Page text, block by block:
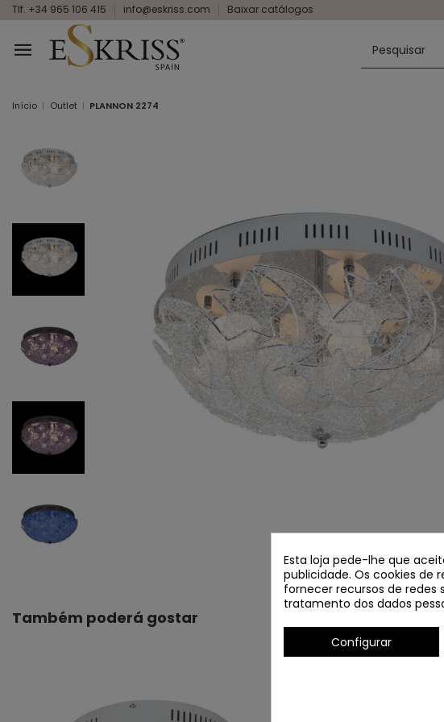
Tlf. +34 965 106 415 info@eskriss.com Baixar catálogos
Início Outlet PLANNON 2274
Também poderá gostar
Esta loja pede-lhe que
publicidade. Os cookies de
fornecer recursos de redes
tratamento dos dados
Configurar